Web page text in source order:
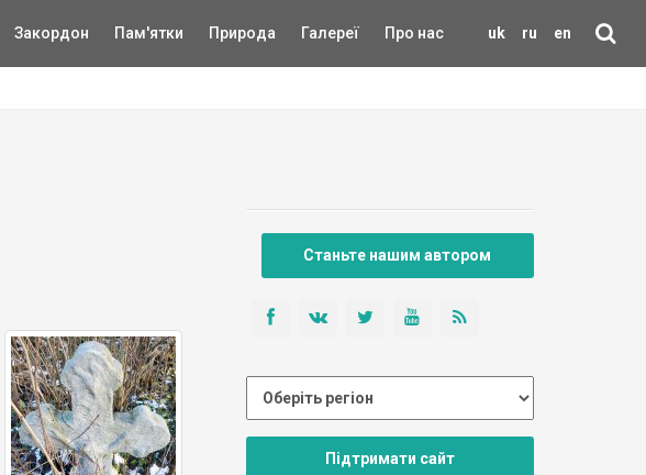
uk ru en
Закордон Пам'ятки Природа Галереї Про нас
Станьте нашим автором
Підтримати сайт